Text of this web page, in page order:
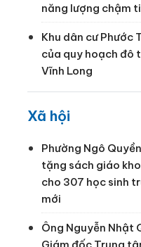
năng lượng chậm
Khu dân cư Phước
của quy hoạch đô
Vĩnh Long
Xã hội
Phường Ngô
tặng sách giáo
cho 307 học sinh
mới
Ông Nguyễn Nhật